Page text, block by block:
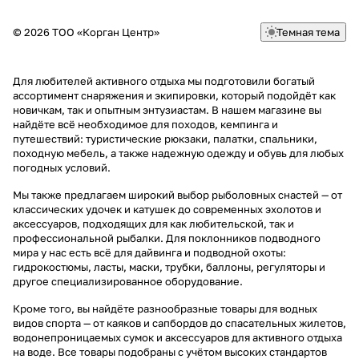
© 2026 ТОО «Корган Центр» Темная тема
Для любителей активного отдыха мы подготовили богатый
ассортимент снаряжения и экипировки, который подойдёт как
новичкам, так и опытным энтузиастам. В нашем магазине вы
найдёте всё необходимое для походов, кемпинга и
путешествий: туристические рюкзаки, палатки, спальники,
походную мебель, а также надежную одежду и обувь для любых
погодных условий.
Мы также предлагаем широкий выбор рыболовных снастей — от
классических удочек и катушек до современных эхолотов и
аксессуаров, подходящих для как любительской, так и
профессиональной рыбалки. Для поклонников подводного
мира у нас есть всё для дайвинга и подводной охоты:
гидрокостюмы, ласты, маски, трубки, баллоны, регуляторы и
другое специализированное оборудование.
Кроме того, вы найдёте разнообразные товары для водных
видов спорта — от каяков и сапбордов до спасательных жилетов,
водонепроницаемых сумок и аксессуаров для активного отдыха
на воде. Все товары подобраны с учётом высоких стандартов